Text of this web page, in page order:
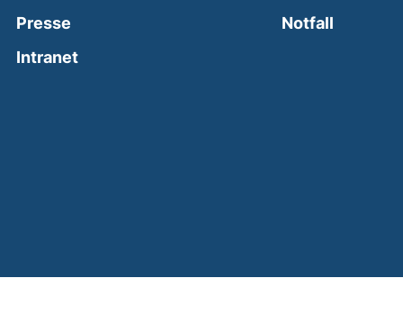
Presse
Intranet(external link, opens in a new window)
Notfall